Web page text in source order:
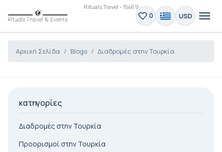
Rituals Travel - 15469
0 USD
Αρχική Σελίδα Blogs Διαδρομές στην Τουρκία
κατηγορίες
Διαδρομές στην Τουρκία
Προορισμοί στην Τουρκία